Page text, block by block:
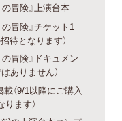
冒険』上演台本
冒険』チケット1
待となります）
冒険』ドキュメン
ありません）
（9/1以降にご購入
ます）